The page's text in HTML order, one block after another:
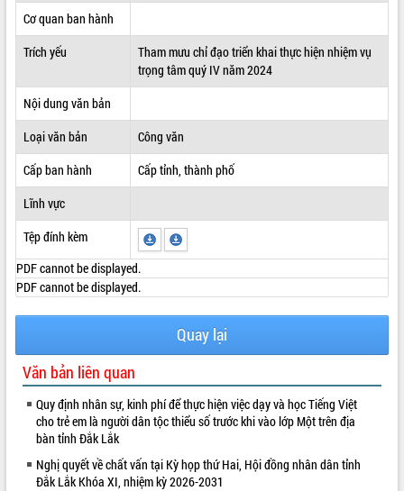
HỆ THỐNG VĂN BẢN
VĂN BẢN HĐND TỈNH
ĐIỂM TIN VĂN BẢN
Cơ quan ban hành
Trích yếu
Tham mưu chỉ đạo triển khai thực hiện nhiệm vụ
trọng tâm quý IV năm 2024
Nội dung văn bản
Loại văn bản
Công văn
Cấp ban hành
Cấp tỉnh, thành phố
Lĩnh vực
Tệp đính kèm
PDF cannot be displayed.
PDF cannot be displayed.
Quay lại
Văn bản liên quan
Quy định nhân sự, kinh phí để thực hiện việc dạy và học Tiếng Việt
cho trẻ em là người dân tộc thiểu số trước khi vào lớp Một trên địa
bàn tỉnh Đắk Lắk
Nghị quyết về chất vấn tại Kỳ họp thứ Hai, Hội đồng nhân dân tỉnh
Đắk Lắk Khóa XI, nhiệm kỳ 2026-2031